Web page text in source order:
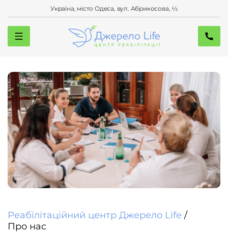
Україна, місто Одеса, вул. Абрикосова, ½
Реабілітаційний центр Джерело Life /
Про нас